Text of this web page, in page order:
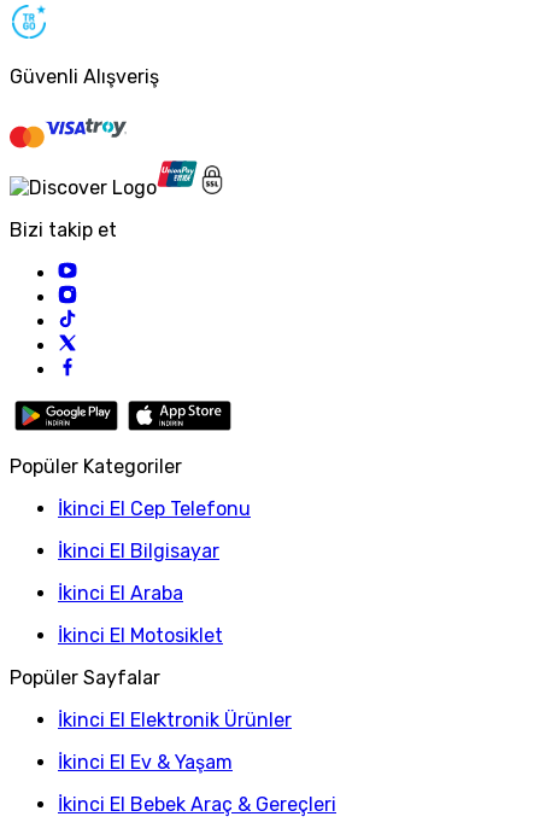
Güvenli Alışveriş
Bizi takip et
Popüler Kategoriler
İkinci El Cep Telefonu
İkinci El Bilgisayar
İkinci El Araba
İkinci El Motosiklet
Popüler Sayfalar
İkinci El Elektronik Ürünler
İkinci El Ev & Yaşam
İkinci El Bebek Araç & Gereçleri